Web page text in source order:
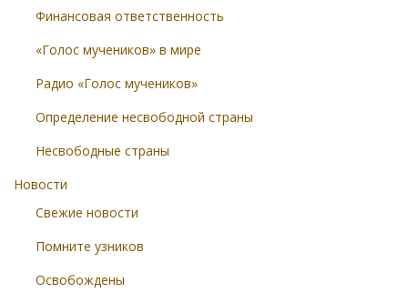
Финансовая ответственность
«Голос мучеников» в мире
Радио «Голос мучеников»
Определение несвободной страны
Несвободные страны
Новости
Свежие новости
Помните узников
Освобождены